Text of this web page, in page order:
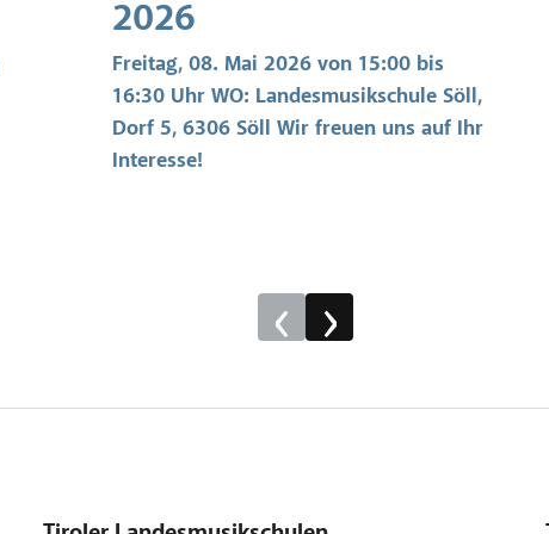
2026
Freitag, 08. Mai 2026 von 15:00 bis
16:30 Uhr WO: Landesmusikschule Söll,
Dorf 5, 6306 Söll Wir freuen uns auf Ihr
Interesse!
‹ ›